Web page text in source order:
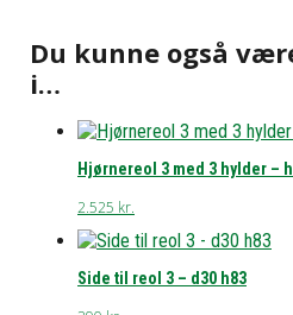
Du kunne også
i…
Hjørnereol 3 med 3 hylder –
2.525 kr.
Side til reol 3 – d30 h83